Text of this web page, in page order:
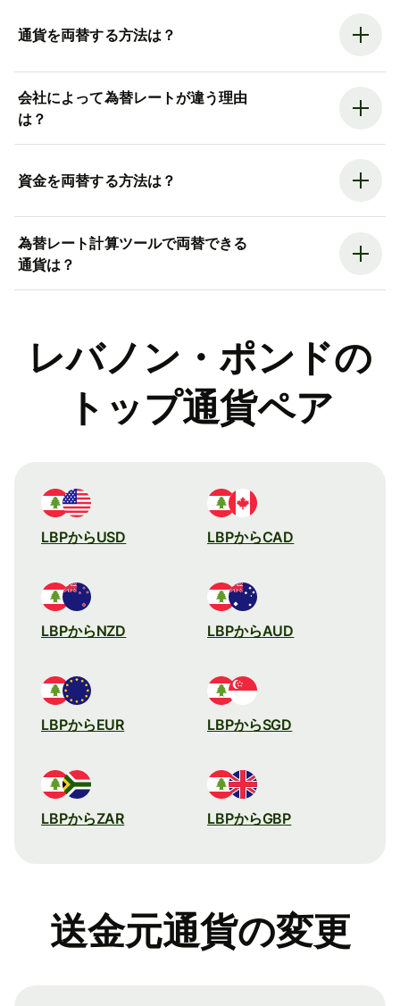
通貨を両替する方法は？
会社によって為替レートが違う理由
は？
資金を両替する方法は？
為替レート計算ツールで両替できる
通貨は？
レバノン・ポンドの
トップ通貨ペア
LBPからUSD LBPからCAD
LBPからNZD LBPからAUD
LBPからEUR LBPからSGD
LBPからZAR LBPからGBP
送金元通貨の変更